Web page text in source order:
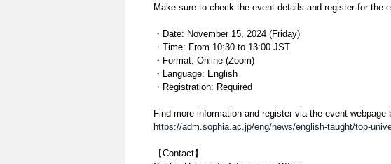
Make sure to check the event details and register for the
・Date: November 15, 2024 (Friday)
・Time: From 10:30 to 13:00 JST
・Format: Online (Zoom)
・Language: English
・Registration: Required
Find more information and register via the event webpage
https://adm.sophia.ac.jp/eng/news/english-taught/top-
【Contact】